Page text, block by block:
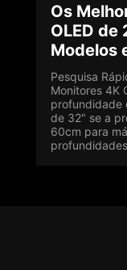
Os
OLED
Modelos
Pesquisa
Monitores 4K
profundidade
de 32" se a
60cm para